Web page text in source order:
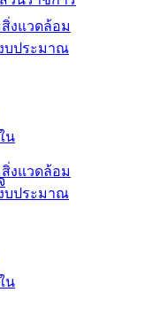
งแวดล้อม
บประมาณ
น
งแวดล้อม
บประมาณ
น
อสร้างถนน
เหลี่ยม บริเวณซอย ๑๓
งถนนมิตรสัมพันธ์) ด้วย
สร้างถนนคอนกรัตเสริม
หมู่บ้านการเคหะ 2 หมู่
รอนิกส์ (e-bidding)
รรทุก (ดีเซล) แบบ
และติดตั้งอุปกรณ์ใน
ำนวน1คัน ด้วยวิธี
รรทุก (ดีเซล) แบบ
และติดตั้งอุปกรณ์ใน
ำนวน1คัน ด้วยวิธี